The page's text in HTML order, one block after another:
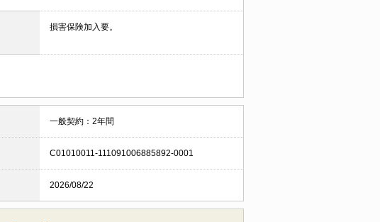
損害保険加入要。
一般契約：2年間
C01010011-111091006885892-0001
2026/08/22